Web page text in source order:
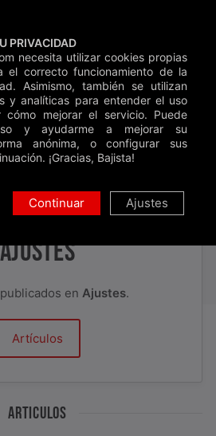
»Blog»Ajustes
Buscar
CATEGORÍA:
AJUSTES
en Ajustes.
Artículos
ARTÍCULOS
PRIVACIDAD
necesita utilizar cookies propias
el correcto funcionamiento de la
Asimismo, también se utilizan
y analíticas para entender el uso
mejorar el servicio. Puede
y ayudarme a mejorar su
anónima, o configurar sus
¡Gracias, Bajista!
Continuar Ajustes